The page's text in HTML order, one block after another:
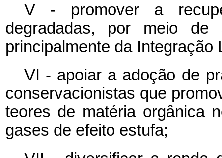
V - promover a
degradadas, por meio de
principalmente da
VI - apoiar a adoção de
conservacionistas que
teores de matéria orgânica
gases de efeito estufa;